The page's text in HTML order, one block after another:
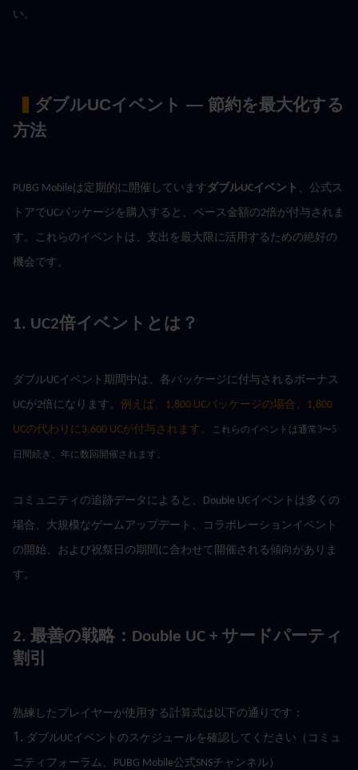
い。
ダブルUCイベント — 節約を最大化する
方法
PUBG Mobileは定期的に開催していますダブルUCイベント 、公式ス
トアでUCパッケージを購入すると、ベース金額の2倍が付与されま
す。これらのイベントは、支出を最大限に活用するための絶好の
機会です。
1. UC2倍イベントとは？
ダブルUCイベント期間中は、各パッケージに付与されるボーナス
UCが2倍になります。 例えば、1,800 UCパッケージの場合、1,800
UCの代わりに3,600 UCが付与されます。 これらのイベントは通常3〜5
日間続き、年に数回開催されます。
コミュニティの追跡データによると、Double UCイベントは多くの
場合、大規模なゲームアップデート、コラボレーションイベント
の開始、および祝祭日の期間に合わせて開催される傾向がありま
す。
2. 最善の戦略：Double UC + サードパーティ
割引
熟練したプレイヤーが使用する計算式は以下の通りです：
1. ダブルUCイベントのスケジュールを確認してください（コミュ
ニティフォーラム、PUBG Mobile公式SNSチャンネル）